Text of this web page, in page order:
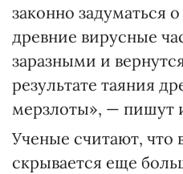
законно задуматься
древние вирусные
заразными и
результате таяния
мерзлоты», — пишут
Ученые считают, что
скрывается еще